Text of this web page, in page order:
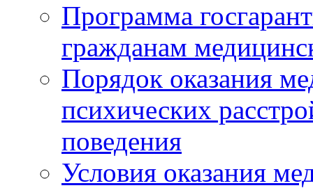
Программа
гражданам
Порядок оказания
психических
поведения
Условия оказания